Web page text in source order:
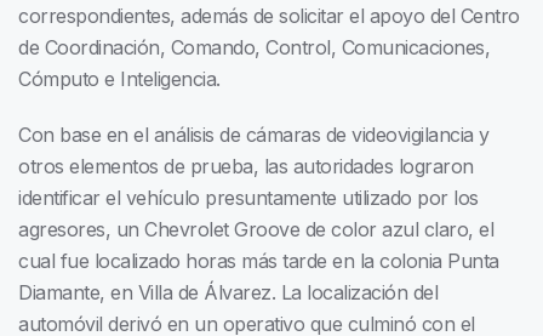
correspondientes, además de solicitar el apoyo del Centro
de Coordinación, Comando, Control, Comunicaciones,
Cómputo e Inteligencia.
Con base en el análisis de cámaras de videovigilancia y
otros elementos de prueba, las autoridades lograron
identificar el vehículo presuntamente utilizado por los
agresores, un Chevrolet Groove de color azul claro, el
cual fue localizado horas más tarde en la colonia Punta
Diamante, en Villa de Álvarez. La localización del
automóvil derivó en un operativo que culminó con el